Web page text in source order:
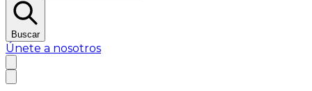
Buscar
Únete a nosotros